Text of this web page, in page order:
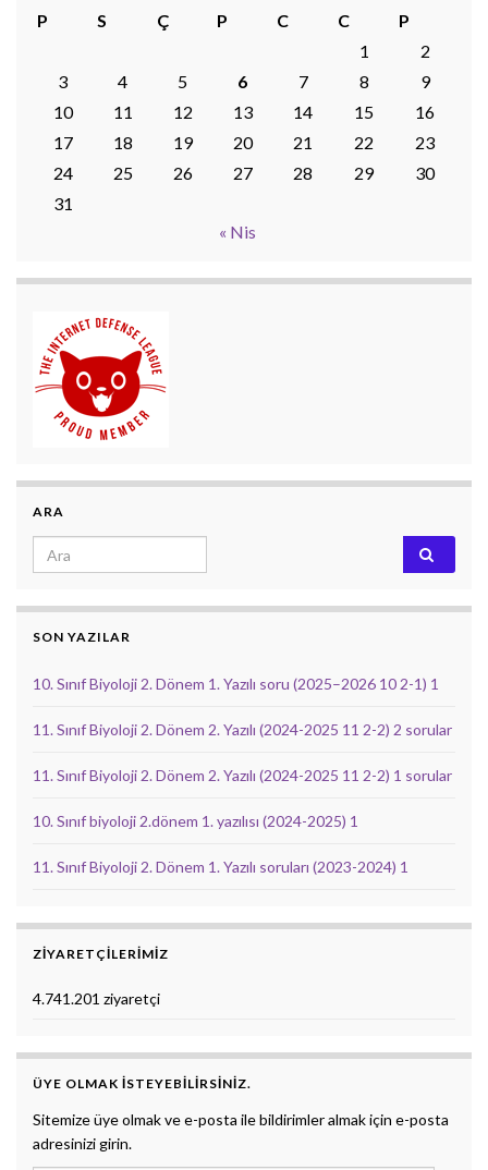
P
S Ç P C C
P
1
2
3
4 5 6 7 8
9
10
11 12 13 14 15
16
17
18 19 20 21 22
23
24
25 26 27 28 29
30
31
« Nis
ARA
Search for:
SON YAZILAR
10. Sınıf Biyoloji 2. Dönem 1. Yazılı soru (2025–2026 10 2-1) 1
11. Sınıf Biyoloji 2. Dönem 2. Yazılı (2024-2025 11 2-2) 2 sorular
11. Sınıf Biyoloji 2. Dönem 2. Yazılı (2024-2025 11 2-2) 1 sorular
10. Sınıf biyoloji 2.dönem 1. yazılısı (2024-2025) 1
11. Sınıf Biyoloji 2. Dönem 1. Yazılı soruları (2023-2024) 1
ZIYARETÇILERIMIZ
4.741.201 ziyaretçi
ÜYE OLMAK ISTEYEBILIRSINIZ.
Sitemize üye olmak ve e-posta ile bildirimler almak için e-posta
adresinizi girin.